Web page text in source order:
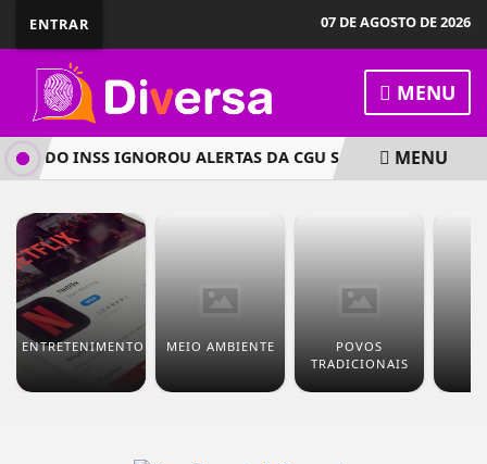
ENTRAR 07 DE AGOSTO DE 2026
MENU
DO INSS IGNOROU ALERTAS DA CGU SOBRE DESCONTOS
MENU
ENTRETENIMENTO MEIO AMBIENTE
POVOS
TRADICIONAIS